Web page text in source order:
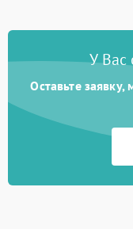
У Вас
Оставьте